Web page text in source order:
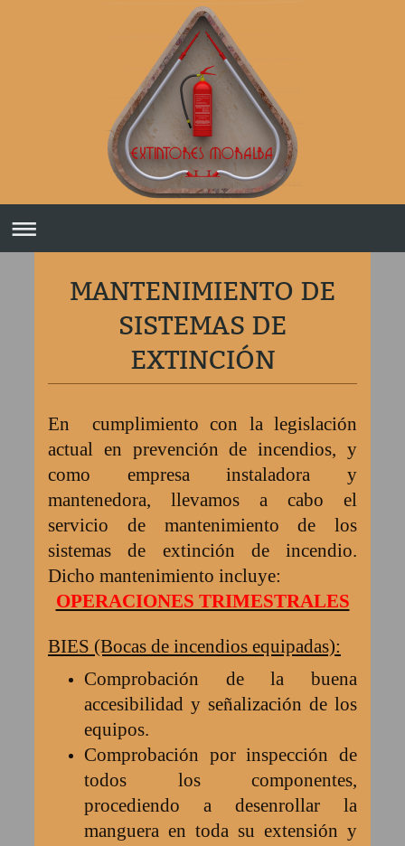
MANTENIMIENTO DE
SISTEMAS DE
EXTINCIÓN
En cumplimiento con la legislación
actual en prevención de incendios, y
como empresa instaladora y
mantenedora, llevamos a cabo el
servicio de mantenimiento de los
sistemas de extinción de incendio.
Dicho mantenimiento incluye:
OPERACIONES TRIMESTRALES
BIES (Bocas de incendios equipadas):
Comprobación de la buena
accesibilidad y señalización de los
equipos.
Comprobación por inspección de
todos los componentes,
procediendo a desenrollar la
manguera en toda su extensión y